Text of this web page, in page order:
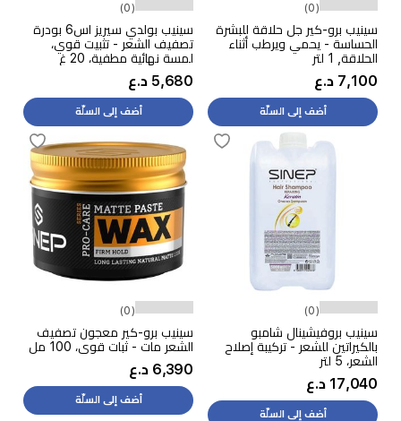
(0)
سينيب برو-كير جل حلاقة للبشرة
الحساسة - يحمي ويرطب أثناء
الحلاقة, 1 لتر
7,100 د.ع
أضف إلى السلّة
(0)
سينيب بولدي سيريز اس6 بودرة
تصفيف الشعر - تثبيت قوي،
لمسة نهائية مطفية، 20 غ
5,680 د.ع
أضف إلى السلّة
(0)
سينيب بروفيشينال شامبو
بالكيراتين للشعر - تركيبة إصلاح
الشعر، 5 لتر
17,040 د.ع
أضف إلى السلّة
(0)
سينيب برو-كير معجون تصفيف
الشعر مات - ثبات قوي، 100 مل
6,390 د.ع
أضف إلى السلّة